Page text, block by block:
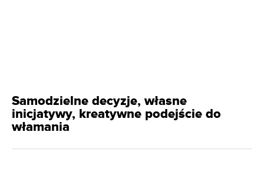
Samodzielne decyzje, własne
inicjatywy, kreatywne podejście do
włamania